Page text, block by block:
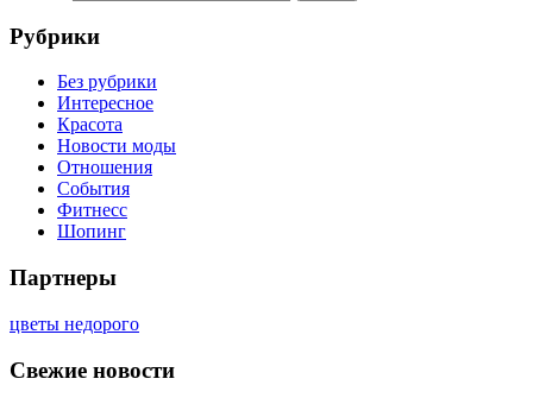
Рубрики
Без рубрики
Интересное
Красота
Новости моды
Отношения
События
Фитнесс
Шопинг
Партнеры
цветы недорого
Свежие новости